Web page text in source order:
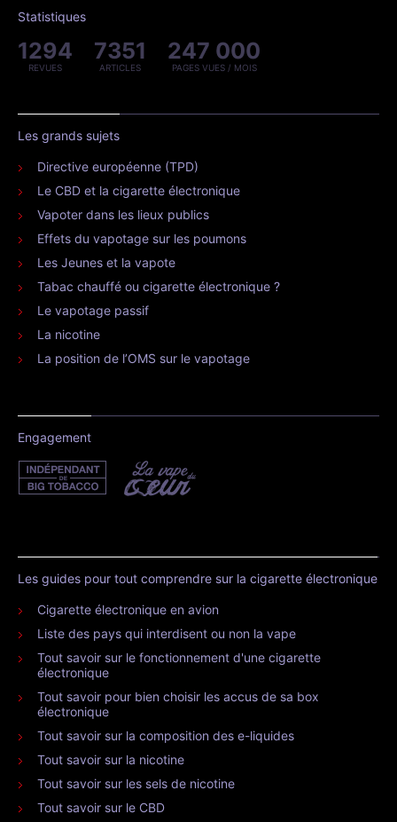
Statistiques
1294
REVUES
7351
ARTICLES
247 000
PAGES VUES / MOIS
Les grands sujets
Directive européenne (TPD)
Le CBD et la cigarette électronique
Vapoter dans les lieux publics
Effets du vapotage sur les poumons
Les Jeunes et la vapote
Tabac chauffé ou cigarette électronique ?
Le vapotage passif
La nicotine
La position de l’OMS sur le vapotage
Engagement
Les guides pour tout comprendre sur la cigarette électronique
Cigarette électronique en avion
Liste des pays qui interdisent ou non la vape
Tout savoir sur le fonctionnement d'une cigarette
électronique
Tout savoir pour bien choisir les accus de sa box
électronique
Tout savoir sur la composition des e-liquides
Tout savoir sur la nicotine
Tout savoir sur les sels de nicotine
Tout savoir sur le CBD